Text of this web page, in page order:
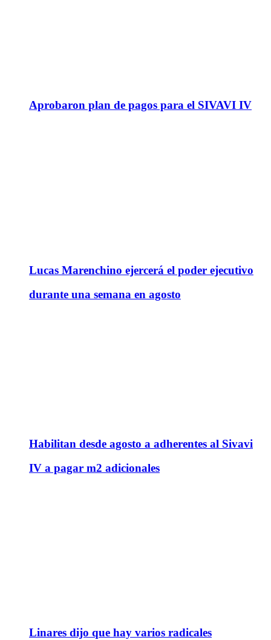
Aprobaron plan de pagos para el SIVAVI IV
Lucas Marenchino ejercerá el poder ejecutivo
durante una semana en agosto
Habilitan desde agosto a adherentes al Sivavi
IV a pagar m2 adicionales
Linares dijo que hay varios radicales